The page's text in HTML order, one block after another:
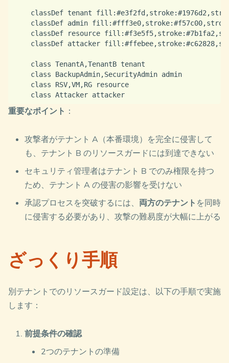
classDef tenant
classDef admin
classDef resource
classDef attacker
    class TenantA,TenantB tenant
    class BackupAdmin,SecurityAdmin admin
    class RSV,VM,RG resource
重要なポイント ：
攻撃者がテナント A（本番環境）を完全に侵害して
も、テナント B のリソースガードには到達できない
セキュリティ管理者はテナント B でのみ権限を持つ
ため、テナント A の侵害の影響を受けない
承認プロセスを突破するには、 両方のテナント を同時
に侵害する必要があり、攻撃の難易度が大幅に上がる
ざっくり手順
別テナントでのリソースガード設定は、以下の手順で実施
します：
前提条件の確認
2つのテナントの準備